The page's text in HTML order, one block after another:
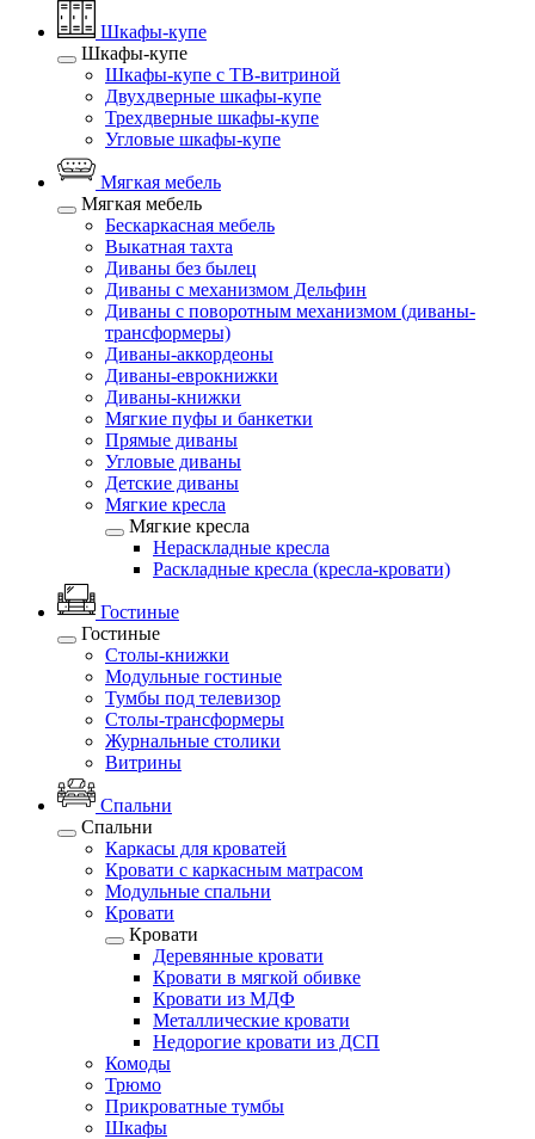
Шкафы-купе
Шкафы-купе
Шкафы-купе с ТВ-витриной
Двухдверные шкафы-купе
Трехдверные шкафы-купе
Угловые шкафы-купе
Мягкая мебель
Мягкая мебель
Бескаркасная мебель
Выкатная тахта
Диваны без былец
Диваны с механизмом Дельфин
Диваны с поворотным механизмом (диваны-
трансформеры)
Диваны-аккордеоны
Диваны-еврокнижки
Диваны-книжки
Мягкие пуфы и банкетки
Прямые диваны
Угловые диваны
Детские диваны
Мягкие кресла
Мягкие кресла
Нераскладные кресла
Раскладные кресла (кресла-кровати)
Гостиные
Гостиные
Столы-книжки
Модульные гостиные
Тумбы под телевизор
Столы-трансформеры
Журнальные столики
Витрины
Спальни
Спальни
Каркасы для кроватей
Кровати с каркасным матрасом
Модульные спальни
Кровати
Кровати
Деревянные кровати
Кровати в мягкой обивке
Кровати из МДФ
Металлические кровати
Недорогие кровати из ДСП
Комоды
Трюмо
Прикроватные тумбы
Шкафы